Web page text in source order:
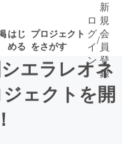
はじ
める
プロジェクト
をさがす
了が近いプ
ロ
グ
イ
ン
/
新
規
会
員
登
録
エラレオネ
ェクトを開